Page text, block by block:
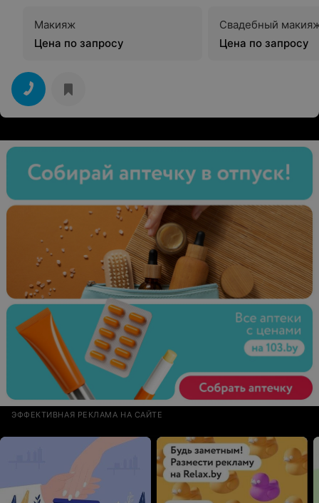
Макияж
Цена по запросу
Свадебный
Цена по запросу
ЭФФЕКТИВНАЯ РЕКЛАМА НА САЙТЕ